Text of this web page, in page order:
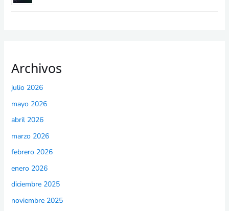
Archivos
julio 2026
mayo 2026
abril 2026
marzo 2026
febrero 2026
enero 2026
diciembre 2025
noviembre 2025